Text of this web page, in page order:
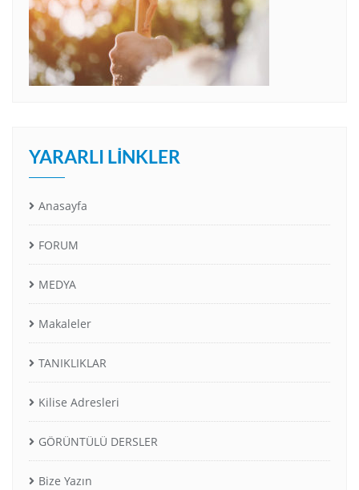
YARARLI LINKLER
Anasayfa
FORUM
MEDYA
Makaleler
TANIKLIKLAR
Kilise Adresleri
GÖRÜNTÜLÜ DERSLER
Bize Yazın